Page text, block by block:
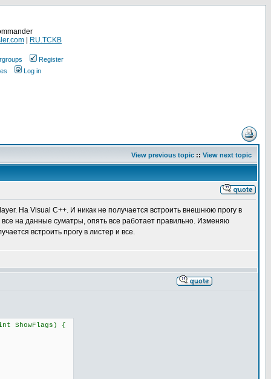
RU.TCKB
Register
Log in
View previous topic :: View next topic
На Visual C++. И никак не получается встроить внешнюю прогу в
на данные суматры, опять все работает правильно. Изменяю
встроить прогу в листер и все.
ShowFlags) {